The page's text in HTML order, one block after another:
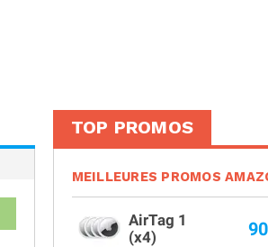
TOP PROMOS
MEILLEURES PROMOS
AirTag 1
(x4)